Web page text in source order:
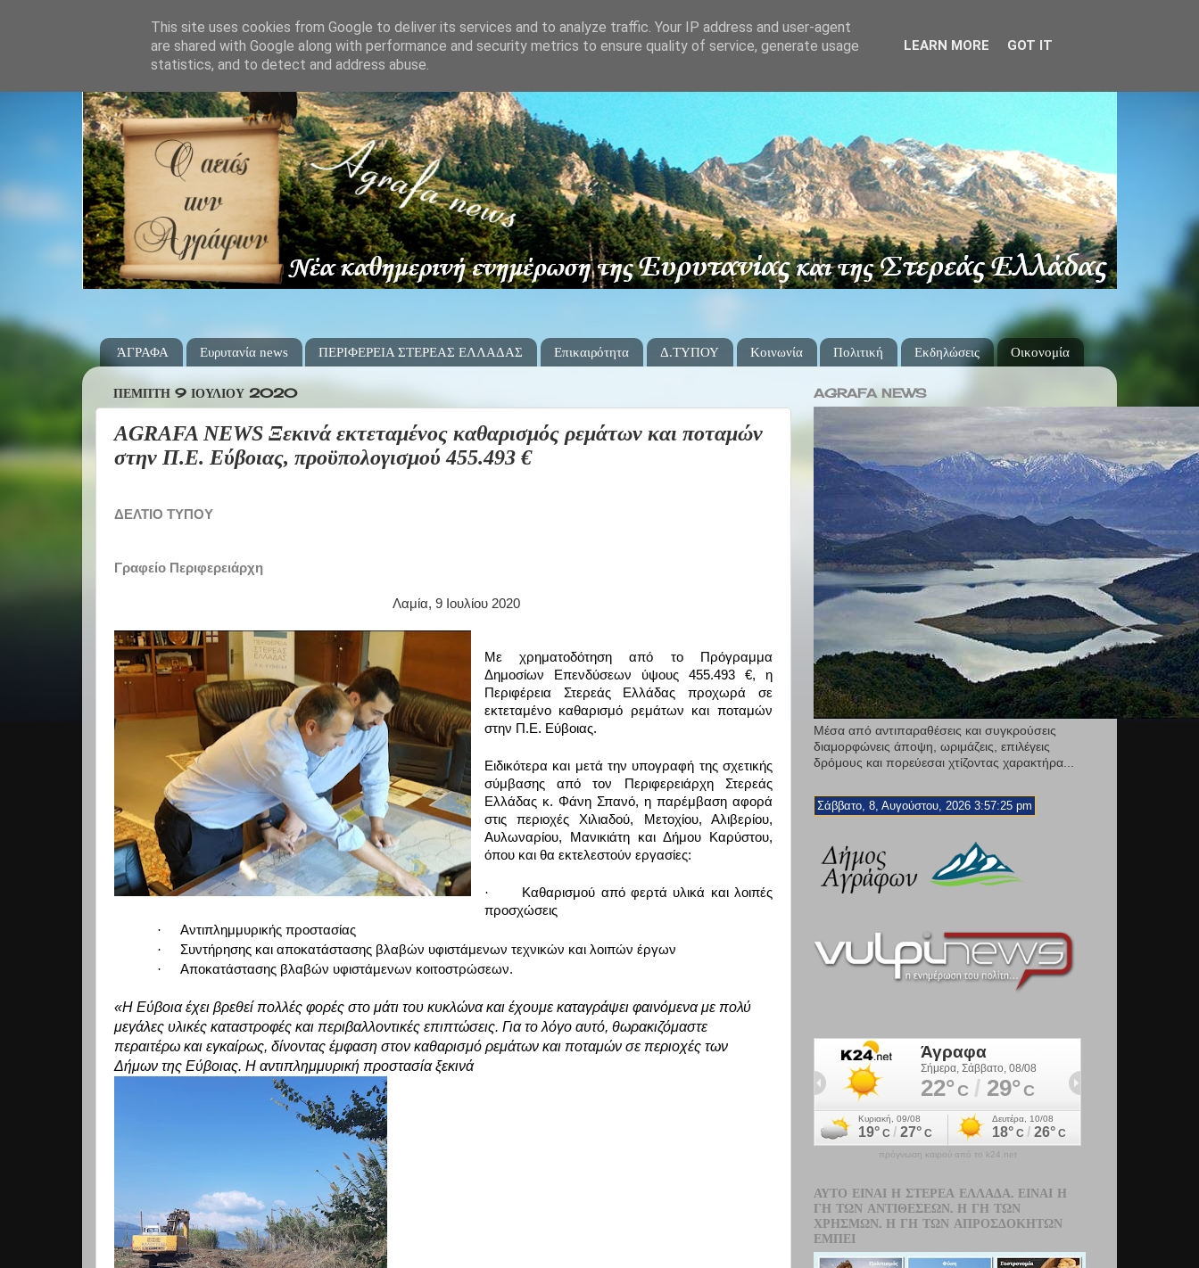
ΆΓΡΑΦΑ Ευρυτανία news ΠΕΡΙΦΕΡΕΙΑ ΣΤΕΡΕΑΣ ΕΛΛΑΔΑΣ Επικαιρότητα Δ.ΤΥΠΟΥ Κοινωνία Πολιτική Εκδηλώσεις Οικονομία
ΠΈΜΠΤΗ 9 ΙΟΥΛΊΟΥ 2020
AGRAFA NEWS Ξεκινά εκτεταμένος καθαρισμός ρεμάτων και ποταμών
στην Π.Ε. Εύβοιας, προϋπολογισμού 455.493 €
ΔΕΛΤΙΟ ΤΥΠΟΥ
Γραφείο Περιφερειάρχη
Λαμία, 9 Ιουλίου 2020
Με χρηματοδότηση από το Πρόγραμμα
Δημοσίων Επενδύσεων ύψους 455.493 €, η
Περιφέρεια Στερεάς Ελλάδας προχωρά σε
εκτεταμένο καθαρισμό ρεμάτων και ποταμών
στην Π.Ε. Εύβοιας.
Ειδικότερα και μετά την υπογραφή της σχετικής
σύμβασης από τον Περιφερειάρχη Στερεάς
Ελλάδας κ. Φάνη Σπανό, η παρέμβαση αφορά
στις περιοχές Χιλιαδού, Μετοχίου, Αλιβερίου,
Αυλωναρίου, Μανικιάτη και Δήμου Καρύστου,
όπου και θα εκτελεστούν εργασίες:
·
Καθαρισμού από φερτά υλικά και λοιπές
προσχώσεις
·
Αντιπλημμυρικής προστασίας
·
Συντήρησης και αποκατάστασης βλαβών υφιστάμενων τεχνικών και λοιπών έργων
·
Αποκατάστασης βλαβών υφιστάμενων κοιτοστρώσεων.
«Η Εύβοια έχει βρεθεί πολλές φορές στο μάτι του κυκλώνα και έχουμε καταγράψει φαινόμενα με πολύ
μεγάλες υλικές καταστροφές και περιβαλλοντικές επιπτώσεις. Για το λόγο αυτό, θωρακιζόμαστε
περαιτέρω και εγκαίρως, δίνοντας έμφαση στον καθαρισμό ρεμάτων και ποταμών σε περιοχές των
Δήμων της Εύβοιας. Η αντιπλημμυρική προστασία ξεκινά
AGRAFA NEWS
Μέσα από αντιπαραθέσεις και συγκρούσεις
διαμορφώνεις άποψη, ωριμάζεις, επιλέγεις
δρόμους και πορεύεσαι χτίζοντας χαρακτήρα...
Σάββατο, 8, Αυγούστου, 2026 3:57:27 pm
πρόγνωση καιρού από το k24.net
ΑΥΤΌ ΕΊΝΑΙ Η ΣΤΕΡΕΆ ΕΛΛΆΔΑ. ΕΊΝΑΙ Η
ΓΗ ΤΩΝ ΑΝΤΙΘΈΣΕΩΝ. Η ΓΗ ΤΩΝ
ΧΡΗΣΜΏΝ. Η ΓΗ ΤΩΝ ΑΠΡΟΣΔΌΚΗΤΩΝ
ΕΜΠΕΙ
This site uses cookies from Google to deliver its services and to analyze traffic. Your IP address and user-agent
are shared with Google along with performance and security metrics to ensure quality of service, generate usage
statistics, and to detect and address abuse.
LEARN MORE GOT IT